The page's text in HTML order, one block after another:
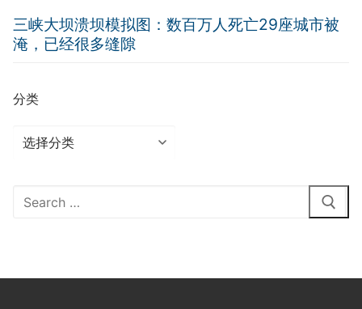
三峡大坝溃坝模拟图：数百万人死亡29座城市被
淹，已经很多缝隙
分类
分
Search